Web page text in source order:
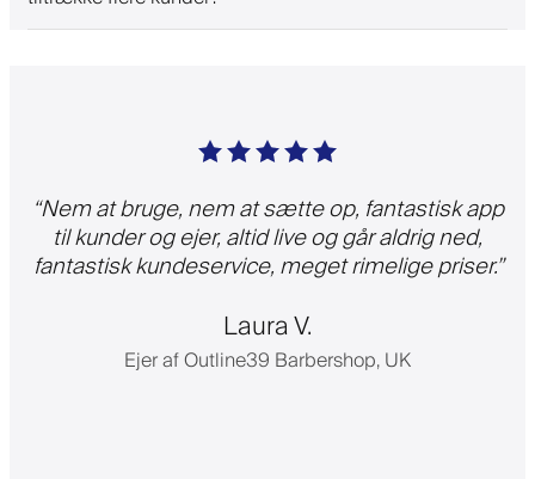
“Nem at bruge, nem at sætte op, fantastisk app
til kunder og ejer, altid live og går aldrig ned,
fantastisk kundeservice, meget rimelige priser.”
Laura V.
Ejer af Outline39 Barbershop, UK